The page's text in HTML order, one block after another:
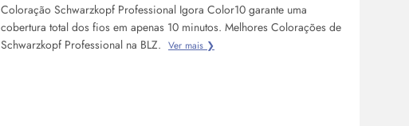
Coloração Schwarzkopf Professional Igora Color10 garante uma
cobertura total dos fios em apenas 10 minutos. Melhores Colorações de
Schwarzkopf Professional na BLZ. Ver mais ❯